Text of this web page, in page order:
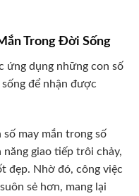
Trong Đời Sống
ứng dụng những con số
để nhận được
may mắn trong số
giao tiếp trôi chảy,
đẹp. Nhờ đó, công việc
sẻ hơn, mang lại